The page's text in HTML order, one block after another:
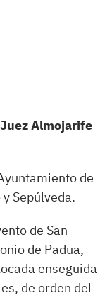
Almojarife
de
Sepúlveda.
de San
de Padua,
enseguida
de orden del